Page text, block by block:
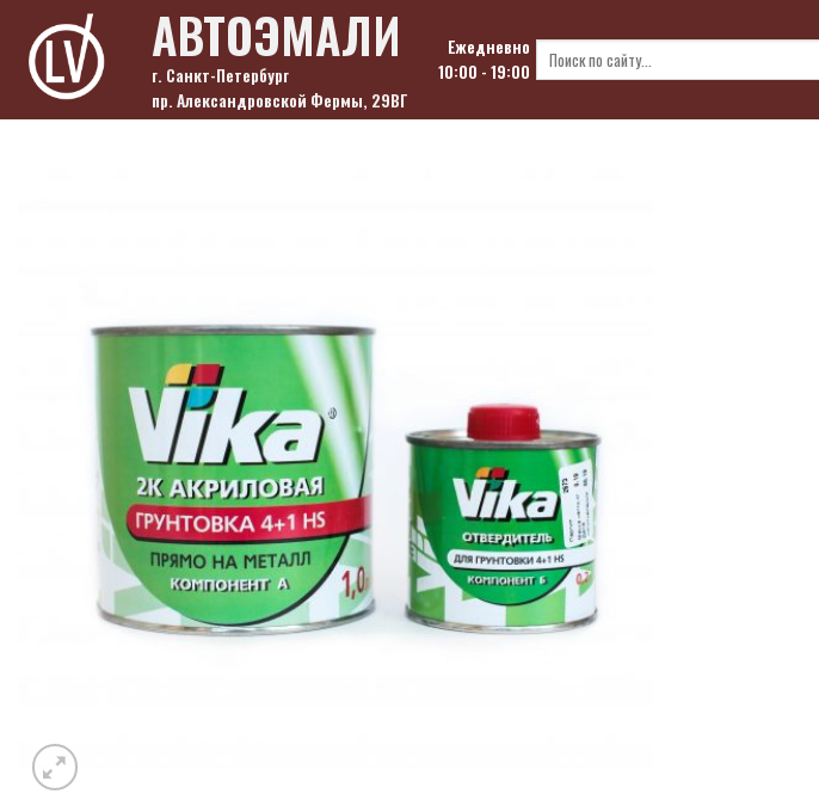
content
АВТОЭМАЛИ
г. Санкт-Петербург
пр. Александровской Фермы, 29ВГ
Ежедневно
10:00 - 19:00
Искать: